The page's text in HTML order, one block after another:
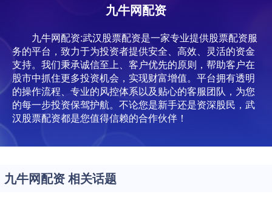
九牛网配资
九牛网配资:武汉股票配资是一家专业提供股票配资服
务的平台，致力于为投资者提供安全、高效、灵活的资金
支持。我们秉承诚信至上、客户优先的原则，帮助客户在
股市中抓住更多投资机会，实现财富增值。平台拥有透明
的操作流程、专业的风控体系以及贴心的客服团队，为您
的每一步投资保驾护航。不论您是新手还是资深股民，武
汉股票配资都是您值得信赖的合作伙伴！
九牛网配资 相关话题